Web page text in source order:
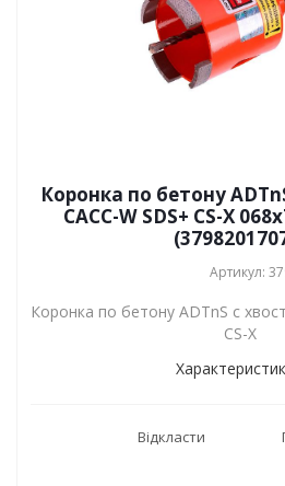
Коронка по бетону
САСС-W SDS+ CS-X
Артикул:
Коронка по бетону ADTnS с
CS-X
Відкласти